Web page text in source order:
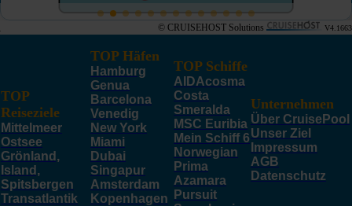
© CRUISEHOST Solutions V4.1663
TOP
Reiseziele
Mittelmeer
Ostsee
Grönland,
Island,
Spitsbergen
Transatlantik
TOP Häfen
Hamburg
Genua
Barcelona
Venedig
New York
Miami
Dubai
Singapur
Amsterdam
Kopenhagen
TOP Schiffe
AIDAcosma
Costa
Smeralda
MSC Euribia
Mein Schiff 6
Norwegian
Prima
Azamara
Pursuit
Unternehmen
Über CruisePool
Unser Ziel
Impressum
AGB
Datenschutz